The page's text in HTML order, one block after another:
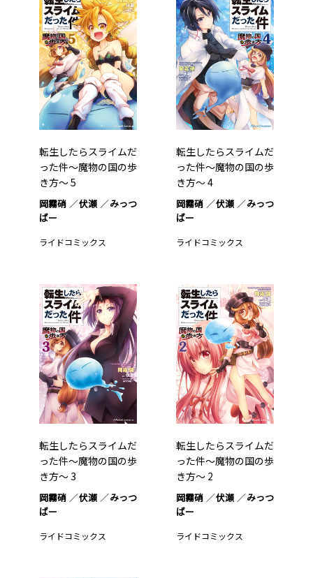
転生したらスライムだ
った件～魔物の国の歩
き方～ 5
岡霧硝 伏瀬
みっつ
ばー
ライドコミックス
転生したらスライムだ
った件～魔物の国の歩
き方～ 4
岡霧硝 伏瀬
みっつ
ばー
ライドコミックス
転生したらスライムだ
った件～魔物の国の歩
き方～ 3
岡霧硝 伏瀬
みっつ
ばー
ライドコミックス
転生したらスライムだ
った件～魔物の国の歩
き方～ 2
岡霧硝 伏瀬
みっつ
ばー
ライドコミックス